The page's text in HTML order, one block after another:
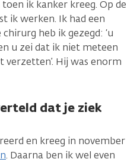
ik kanker kreeg. Op de
ik werken. Ik had een
heb ik gezegd: ‘u
u zei dat ik niet meteen
verzetten’. Hij was enorm
dat je ziek
en kreeg in november
. Daarna ben ik wel even